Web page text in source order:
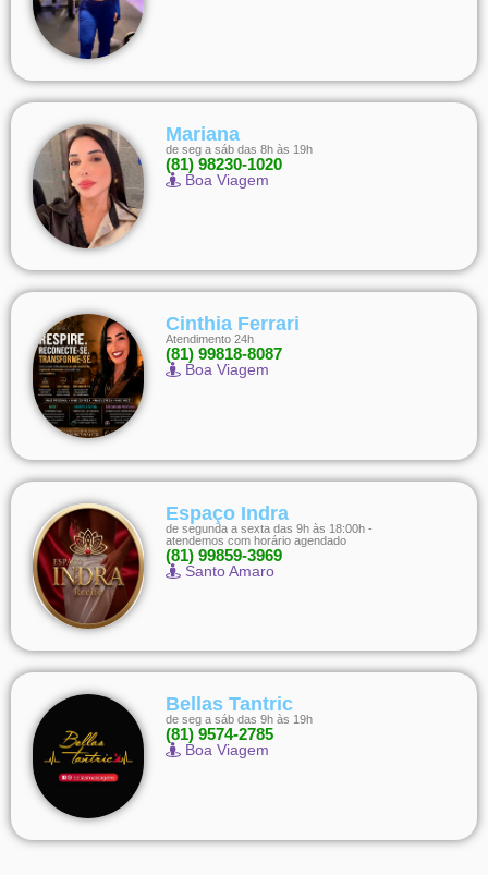
Mariana
de seg a sáb das 8h às 19h
(81) 98230-1020
Boa Viagem
Cinthia Ferrari
Atendimento 24h
(81) 99818-8087
Boa Viagem
Espaço Indra
de segunda a sexta das 9h às 18:00h -
atendemos com horário agendado
(81) 99859-3969
Santo Amaro
Bellas Tantric
de seg a sáb das 9h às 19h
(81) 9574-2785
Boa Viagem